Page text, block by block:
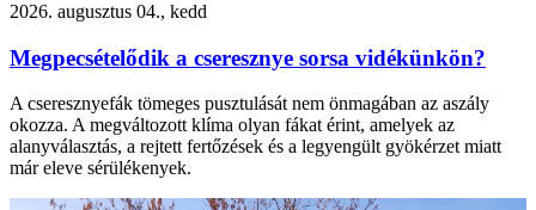
2026. augusztus 04., kedd
Megpecsételődik a cseresznye sorsa vidékünkön?
A cseresznyefák tömeges pusztulását nem önmagában az aszály
okozza. A megváltozott klíma olyan fákat érint, amelyek az
alanyválasztás, a rejtett fertőzések és a legyengült gyökérzet miatt
már eleve sérülékenyek.